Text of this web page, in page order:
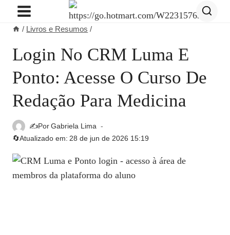
Pular
Conteúdo
/ Livros e Resumos /
Login No CRM Luma E
Ponto: Acesse O Curso De
Redação Para Medicina
✍️PorGabriela Lima
🔄Atualizado em: 28 de jun de 2026 15:19